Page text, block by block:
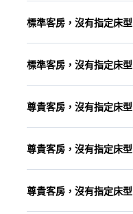
標準客房，沒有指定床型
標準客房，沒有指定床型
尊貴客房，沒有指定床型
尊貴客房，沒有指定床型
尊貴客房，沒有指定床型